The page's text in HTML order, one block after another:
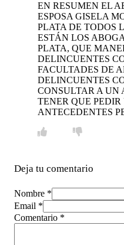
EN RESUMEN EL
ESPOSA GISELA
PLATA DE TODOS
ESTÁN LOS
PLATA, QUE
DELINCUENTES
FACULTADES DE
DELINCUENTES
CONSULTAR A UN
TENER QUE
ANTECEDENTES
Deja tu comentario
Nombre *
Email *
Comentario *